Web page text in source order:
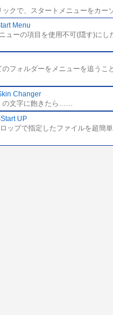
ックで、スタートメニューをカー
Menu
ューの項目を使用不可(隠す)にし
のフォルダーをメニューを追うこ
Changer
の文字に飽きたら……
UP
ップで指定したファイルを超簡